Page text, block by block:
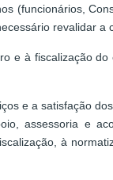
(funcionários,
revalidar a
e à fiscalização
e a satisfação
assessoria e
à